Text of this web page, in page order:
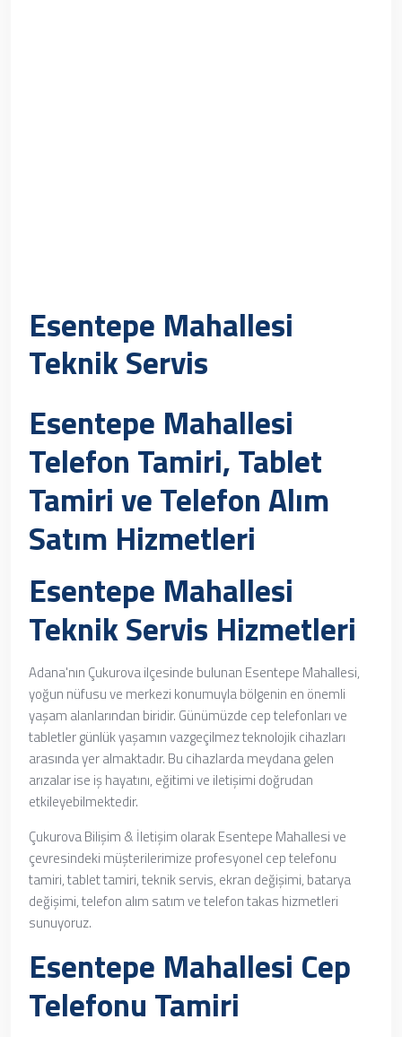
Esentepe Mahallesi
Teknik Servis
Esentepe Mahallesi
Telefon Tamiri, Tablet
Tamiri ve Telefon Alım
Satım Hizmetleri
Esentepe Mahallesi
Teknik Servis Hizmetleri
Adana'nın Çukurova ilçesinde bulunan Esentepe Mahallesi,
yoğun nüfusu ve merkezi konumuyla bölgenin en önemli
yaşam alanlarından biridir. Günümüzde cep telefonları ve
tabletler günlük yaşamın vazgeçilmez teknolojik cihazları
arasında yer almaktadır. Bu cihazlarda meydana gelen
arızalar ise iş hayatını, eğitimi ve iletişimi doğrudan
etkileyebilmektedir.
Çukurova Bilişim & İletişim olarak Esentepe Mahallesi ve
çevresindeki müşterilerimize profesyonel cep telefonu
tamiri, tablet tamiri, teknik servis, ekran değişimi, batarya
değişimi, telefon alım satım ve telefon takas hizmetleri
sunuyoruz.
Esentepe Mahallesi Cep
Telefonu Tamiri